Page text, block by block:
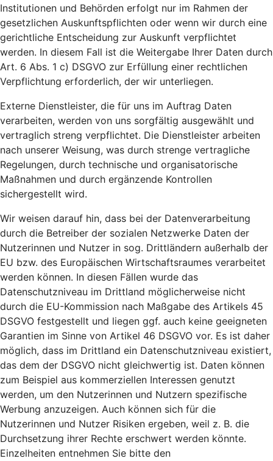
Institutionen und Behörden erfolgt nur im Rahmen der
gesetzlichen Auskunftspflichten oder wenn wir durch eine
gerichtliche Entscheidung zur Auskunft verpflichtet
werden. In diesem Fall ist die Weitergabe Ihrer Daten durch
Art. 6 Abs. 1 c) DSGVO zur Erfüllung einer rechtlichen
Verpflichtung erforderlich, der wir unterliegen.
Externe Dienstleister, die für uns im Auftrag Daten
verarbeiten, werden von uns sorgfältig ausgewählt und
vertraglich streng verpflichtet. Die Dienstleister arbeiten
nach unserer Weisung, was durch strenge vertragliche
Regelungen, durch technische und organisatorische
Maßnahmen und durch ergänzende Kontrollen
sichergestellt wird.
Wir weisen darauf hin, dass bei der Datenverarbeitung
durch die Betreiber der sozialen Netzwerke Daten der
Nutzerinnen und Nutzer in sog. Drittländern außerhalb der
EU bzw. des Europäischen Wirtschaftsraumes verarbeitet
werden können. In diesen Fällen wurde das
Datenschutzniveau im Drittland möglicherweise nicht
durch die EU-Kommission nach Maßgabe des Artikels 45
DSGVO festgestellt und liegen ggf. auch keine geeigneten
Garantien im Sinne von Artikel 46 DSGVO vor. Es ist daher
möglich, dass im Drittland ein Datenschutzniveau existiert,
das dem der DSGVO nicht gleichwertig ist. Daten können
zum Beispiel aus kommerziellen Interessen genutzt
werden, um den Nutzerinnen und Nutzern spezifische
Werbung anzuzeigen. Auch können sich für die
Nutzerinnen und Nutzer Risiken ergeben, weil z. B. die
Durchsetzung ihrer Rechte erschwert werden könnte.
Einzelheiten entnehmen Sie bitte den